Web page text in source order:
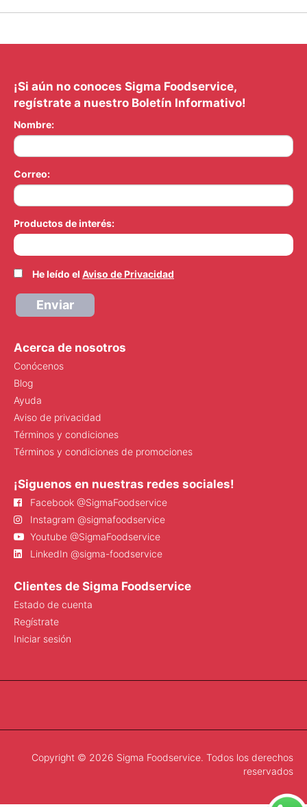
¡Si aún no conoces Sigma Foodservice,
regístrate a nuestro Boletín Informativo!
Nombre:
Correo:
Productos de interés:
He leído el Aviso de Privacidad
Enviar
Acerca de nosotros
Conócenos
Blog
Ayuda
Aviso de privacidad
Términos y condiciones
Términos y condiciones de promociones
¡Siguenos en nuestras redes sociales!
Facebook @SigmaFoodservice
Instagram @sigmafoodservice
Youtube @SigmaFoodservice
LinkedIn @sigma-foodservice
Clientes de Sigma Foodservice
Estado de cuenta
Regístrate
Iniciar sesión
Copyright © 2026 Sigma Foodservice. Todos los derechos
reservados